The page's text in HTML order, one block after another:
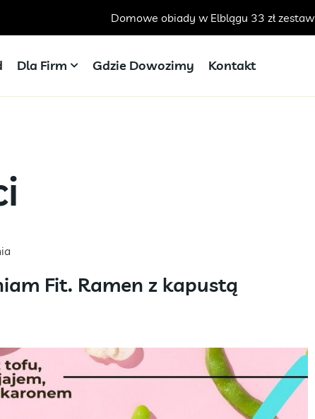
Domowe obiady w Elblągu 33 zł zestaw
Dla Firm Gdzie Dowozimy Kontakt
Fit. Ramen z kapustą